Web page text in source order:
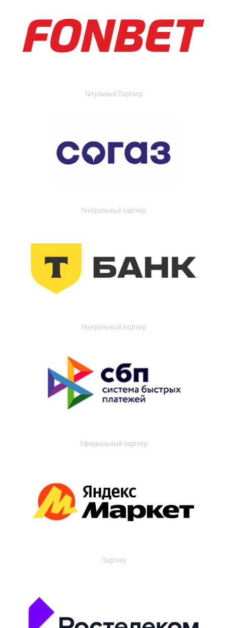
Титульный Партнер
Генеральный партнер
Генеральный партнер
Официальный партнер
Партнер